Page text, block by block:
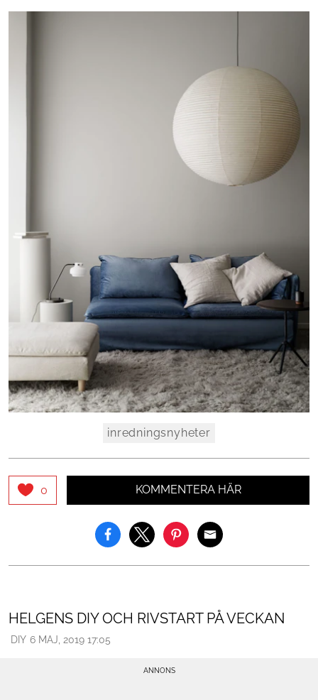
inredningsnyheter
0 KOMMENTERA HÄR
HELGENS DIY OCH RIVSTART PÅ VECKAN
DIY 6 MAJ, 2019 17:05